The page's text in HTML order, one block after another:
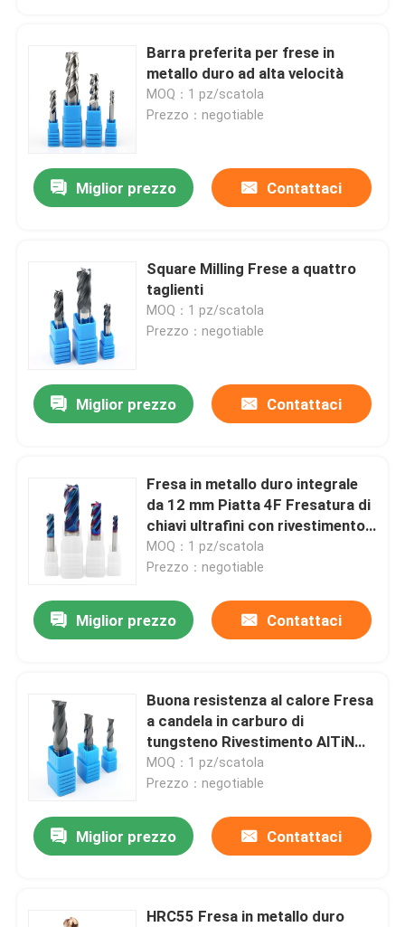
Barra preferita per frese in
metallo duro ad alta velocità
MOQ：1 pz/scatola
Prezzo：negotiable
Miglior prezzo Contattaci
Square Milling Frese a quattro
taglienti
MOQ：1 pz/scatola
Prezzo：negotiable
Miglior prezzo Contattaci
Fresa in metallo duro integrale
da 12 mm Piatta 4F Fresatura di
chiavi ultrafini con rivestimento
nano blu
MOQ：1 pz/scatola
Prezzo：negotiable
Miglior prezzo Contattaci
Buona resistenza al calore Fresa
a candela in carburo di
tungsteno Rivestimento AlTiN
Fresa a candela da 6 mm
MOQ：1 pz/scatola
Prezzo：negotiable
Miglior prezzo Contattaci
HRC55 Fresa in metallo duro